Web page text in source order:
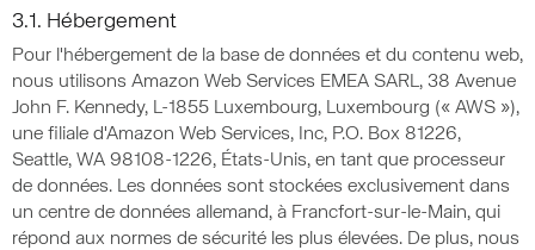
3.1. Hébergement
Pour l'hébergement de la base de données et du contenu web,
nous utilisons Amazon Web Services EMEA SARL, 38 Avenue
John F. Kennedy, L-1855 Luxembourg, Luxembourg (« AWS »),
une filiale d'Amazon Web Services, Inc, P.O. Box 81226,
Seattle, WA 98108-1226, États-Unis, en tant que processeur
de données. Les données sont stockées exclusivement dans
un centre de données allemand, à Francfort-sur-le-Main, qui
répond aux normes de sécurité les plus élevées. De plus, nous